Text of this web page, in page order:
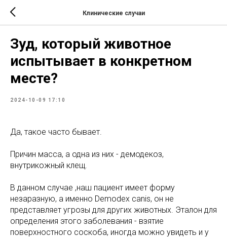
Клинические случаи
Зуд, который животное
испытывает в конкретном
месте?
2024-10-09 17:10
Да, такое часто бывает.
Причин масса, а одна из них - демодекоз,
внутрикожный клещ.
В данном случае ,наш пациент имеет форму
незаразную, а именно Demodex canis, он не
представляет угрозы для других животных. Эталон для
определения этого заболевания - взятие
поверхностного соскоба, иногда можно увидеть и у